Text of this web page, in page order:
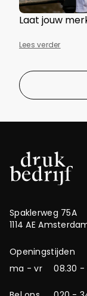
Laat jouw
Lees verder
Spaklerweg 75A
1114 AE
Openingstijden
ma - vr
08.30 -